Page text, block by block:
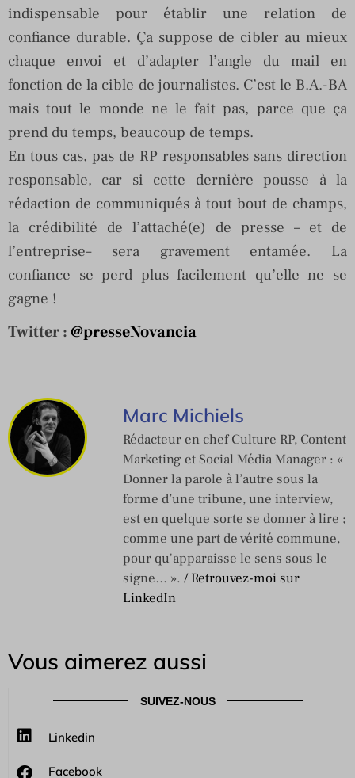
indispensable pour établir une relation de
confiance durable. Ça suppose de cibler au mieux
chaque envoi et d’adapter l’angle du mail en
fonction de la cible de journalistes. C’est le B.A.-BA
mais tout le monde ne le fait pas, parce que ça
prend du temps, beaucoup de temps.
En tous cas, pas de RP responsables sans direction
responsable, car si cette dernière pousse à la
rédaction de communiqués à tout bout de champs,
la crédibilité de l’attaché(e) de presse – et de
l’entreprise– sera gravement entamée. La
confiance se perd plus facilement qu’elle ne se
gagne !
Twitter :@presseNovancia
Marc Michiels
Rédacteur en chef Culture RP, Content
Marketing et Social Média Manager : «
Donner la parole à l’autre sous la
forme d’une tribune, une interview,
est en quelque sorte se donner à lire ;
comme une part de vérité commune,
pour qu'apparaisse le sens sous le
signe… ». / Retrouvez-moi sur
LinkedIn
Vous aimerez aussi
SUIVEZ-NOUS
Linkedin
Facebook